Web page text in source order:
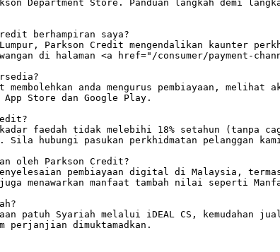
Department Store. Panduan langkah demi
berhampiran saya?
Parkson Credit mengendalikan kaunter
di halaman <a href="/consumer/payment-
anda mengurus pembiayaan,
Store dan Google Play.
kadar faedah tidak melebihi 18% setahun (tanpa
Sila hubungi pasukan perkhidmatan pelanggan
oleh Parkson Credit?
pembiayaan digital di Malaysia,
juga menawarkan manfaat tambah nilai seperti
patuh Syariah melalui iDEAL CS,
perjanjian dimuktamadkan.